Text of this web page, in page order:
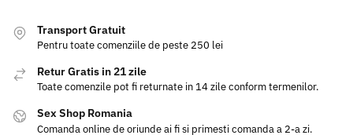
Transport Gratuit
Pentru toate comenziile de peste 250 lei
Retur Gratis in 21 zile
Toate comenzile pot fi returnate in 14 zile conform termenilor.
Sex Shop Romania
Comanda online de oriunde ai fi si primesti comanda a 2-a zi.